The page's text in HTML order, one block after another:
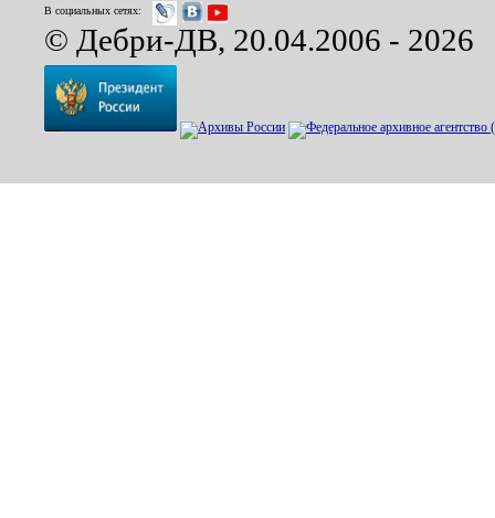
В социальных сетях:
© Дебри-ДВ, 20.04.2006 - 2026